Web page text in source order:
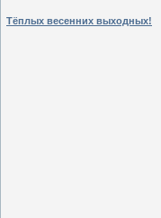
Тёплых весенних выходных!